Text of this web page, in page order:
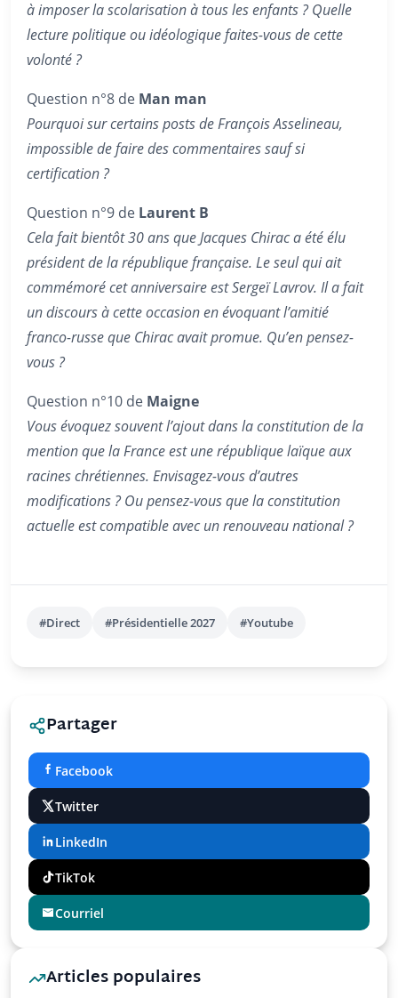
à imposer la scolarisation à tous les enfants ? Quelle
lecture politique ou idéologique faites-vous de cette
volonté ?
Question n°8 de Man man
Pourquoi sur certains posts de François Asselineau,
impossible de faire des commentaires sauf si
certification ?
Question n°9 de Laurent B
Cela fait bientôt 30 ans que Jacques Chirac a été élu
président de la république française. Le seul qui ait
commémoré cet anniversaire est Sergeï Lavrov. Il a fait
un discours à cette occasion en évoquant l’amitié
franco-russe que Chirac avait promue. Qu’en pensez-
vous ?
Question n°10 de Maigne
Vous évoquez souvent l’ajout dans la constitution de la
mention que la France est une république laïque aux
racines chrétiennes. Envisagez-vous d’autres
modifications ? Ou pensez-vous que la constitution
actuelle est compatible avec un renouveau national ?
#Direct #Présidentielle 2027 #Youtube
Partager
Facebook
Twitter
LinkedIn
TikTok
Courriel
Articles populaires